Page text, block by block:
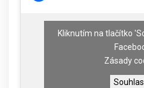
Kliknutím na tlačítko
Zásady